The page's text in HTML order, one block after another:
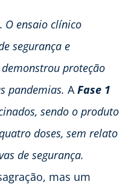
O ensaio clínico
segurança e
proteção
pandemias. AFase 1
sendo o produto
doses, sem relato
de segurança.
mas um